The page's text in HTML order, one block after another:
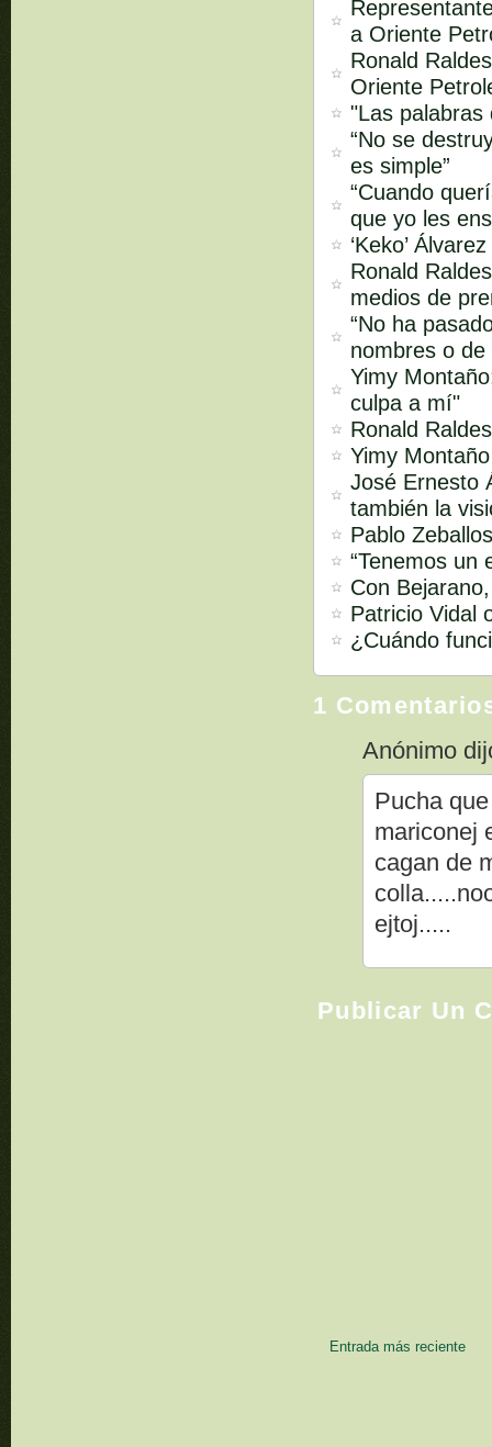
a Oriente
Ronald
Oriente
"Las palabras
“No se
es simple”
“Cuando
que yo les
‘Keko’
Ronald
medios de
“No ha
nombres o de
Yimy
culpa a mí"
Ronald
Yimy
José Ernesto
también la
Pablo
“Tenemos un
Con
Patricio Vidal
¿Cuándo
1
Anónimo
Pucha
mariconej
cagan de
ejtoj.....
Publicar Un
Entrada más reciente